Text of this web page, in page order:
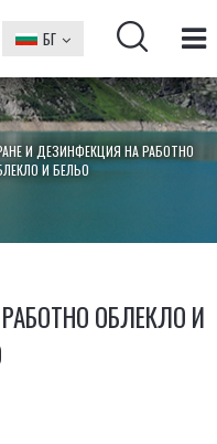
БГ
EN
И ДЕЗИНФЕКЦИЯ НА РАБОТНО
И БЕЛЬО
ОБЛЕКЛО И